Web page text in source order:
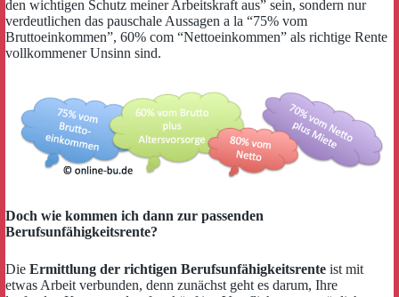
den wichtigen Schutz meiner Arbeitskraft aus” sein, sondern nur
verdeutlichen das pauschale Aussagen a la “75% vom
Bruttoeinkommen”, 60% com “Nettoeinkommen” als richtige Rente
vollkommener Unsinn sind.
Doch wie kommen ich dann zur passenden
Berufsunfähigkeitsrente?
Die Ermittlung der richtigen Berufsunfähigkeitsrente ist mit
etwas Arbeit verbunden, denn zunächst geht es darum, Ihre